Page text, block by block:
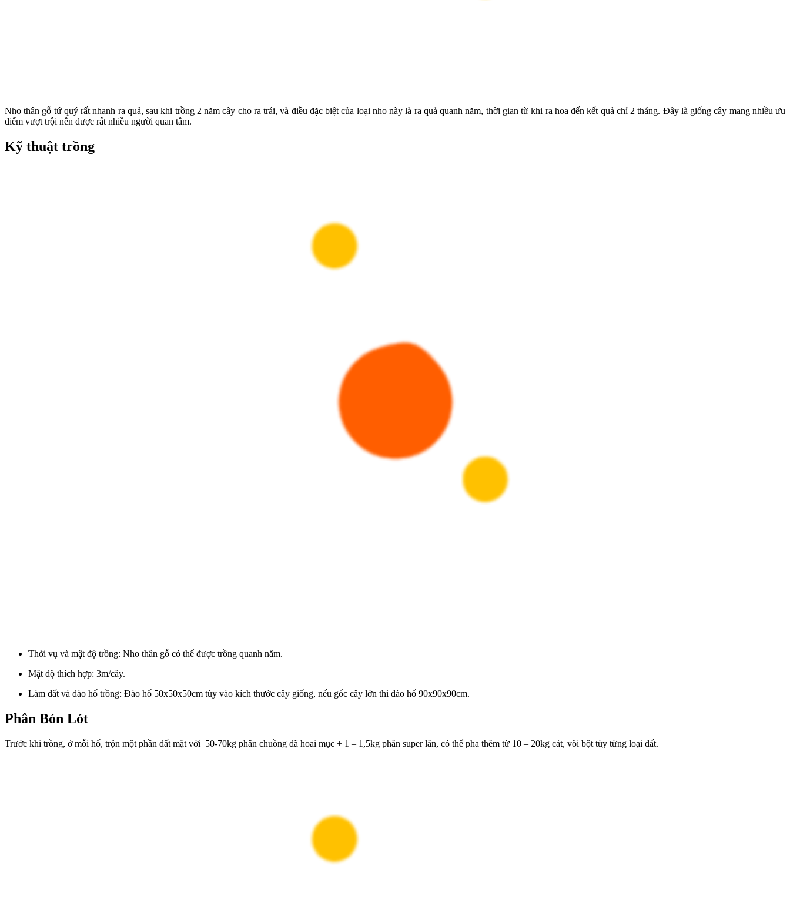
Nho thân gỗ tứ quý rất nhanh ra quả, sau khi trồng 2 năm cây cho ra trái, và điều đặc biệt của loại nho này là ra quả quanh năm, thời gian từ khi ra hoa đến kết quả chỉ 2 tháng. Đây là giống cây mang nhiều ưu
điểm vượt trội nên được rất nhiều người quan tâm.
Kỹ thuật trồng
Thời vụ và mật độ trồng: Nho thân gỗ có thể được trồng quanh năm.
Mật độ thích hợp: 3m/cây.
Làm đất và đào hố trồng: Đào hố 50x50x50cm tùy vào kích thước cây giống, nếu gốc cây lớn thì đào hố 90x90x90cm.
Phân Bón Lót
Trước khi trồng, ở mỗi hố, trộn một phần đất mặt với 50-70kg phân chuồng đã hoai mục + 1 – 1,5kg phân super lân, có thể pha thêm từ 10 – 20kg cát, vôi bột tùy từng loại đất.